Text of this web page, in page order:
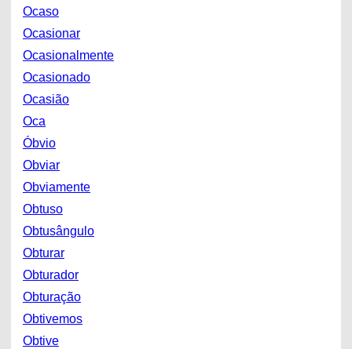
Ocaso
Ocasionar
Ocasionalmente
Ocasionado
Ocasião
Oca
Óbvio
Obviar
Obviamente
Obtuso
Obtusângulo
Obturar
Obturador
Obturação
Obtivemos
Obtive